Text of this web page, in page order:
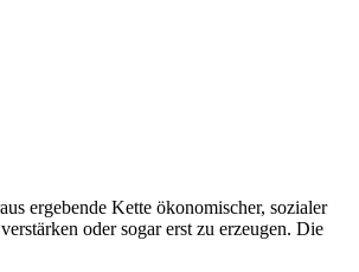
ergebende Kette ökonomischer, sozialer
oder sogar erst zu erzeugen. Die